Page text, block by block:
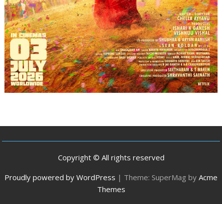
Copyright © All rights reserved
Proudly powered by WordPress | Theme: SuperMag by Acme
Themes